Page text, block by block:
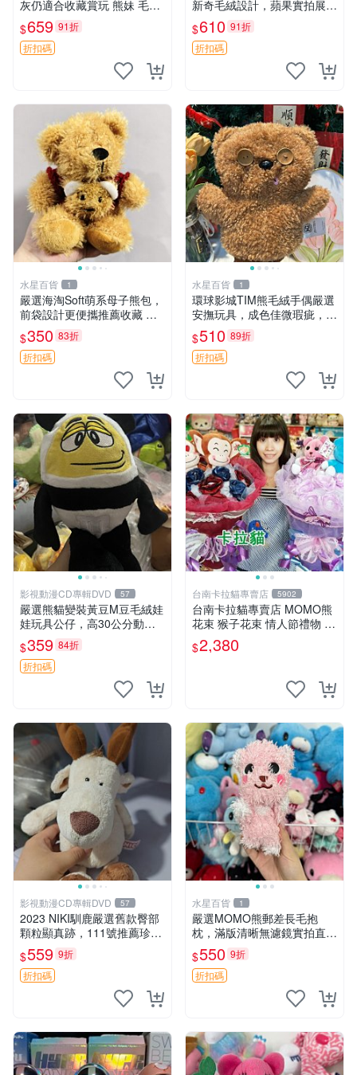
灰仍適合收藏賞玩 熊妹 毛絨
玩具 浮雕熊
$659 91折
折扣碼
新奇毛絨設計，蘋果實拍展
示，成色極佳 晚安香薰 馮娃
娃 毛絨玩偶
$610 91折
折扣碼
水星百貨 1
嚴選海淘Soft萌系母子熊包，
前袋設計更便攜推薦收藏 母
子熊 軟綿綿 包包
$350 83折
折扣碼
水星百貨 1
環球影城TIM熊毛絨手偶嚴選
安撫玩具，成色佳微瑕疵，贈
小禮物超值優惠 TIM熊 毛絨
手偶 安撫 toy 嚴選
$510 89折
折扣碼
影視動漫CD專輯DVD 57
嚴選熊貓變裝黃豆M豆毛絨娃
娃玩具公仔，高30公分動漫
周邊 熊貓 變裝 公仔
$359 84折
折扣碼
台南卡拉貓專賣店 5902
台南卡拉貓專賣店 MOMO熊
花束 猴子花束 情人節禮物 二
選一 可繡字 可今天寄明天到
$2,380
影視動漫CD專輯DVD 57
2023 NIKI馴鹿嚴選舊款臀部
顆粒顯真跡，111號推薦珍藏
品 馴鹿 舊款 尾巴顆粒
$559 9折
折扣碼
水星百貨 1
嚴選MOMO熊郵差長毛抱
枕，滿版清晰無濾鏡實拍直
銷。每周新品到貨，不容錯
過！ 郵差熊 長毛 抱枕
$550 9折
折扣碼